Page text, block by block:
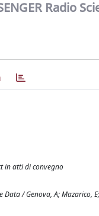
Radio
in atti di convegno
Data / Genova, A; Mazarico,